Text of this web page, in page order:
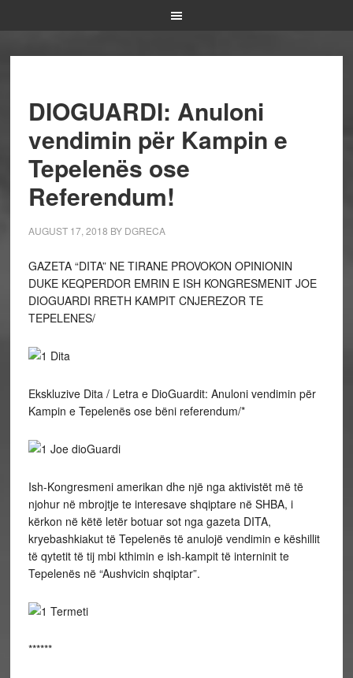
DIOGUARDI: Anuloni
vendimin për Kampin e
Tepelenës ose
Referendum!
AUGUST 17, 2018 BY DGRECA
GAZETA “DITA” NE TIRANE PROVOKON OPINIONIN
DUKE KEQPERDOR EMRIN E ISH KONGRESMENIT JOE
DIOGUARDI RRETH KAMPIT CNJEREZOR TE
TEPELENES/
Ekskluzive Dita / Letra e DioGuardit: Anuloni vendimin për
Kampin e Tepelenës ose bëni referendum/*
Ish-Kongresmeni amerikan dhe një nga aktivistët më të
njohur në mbrojtje te interesave shqiptare në SHBA, i
kërkon në këtë letër botuar sot nga gazeta DITA,
kryebashkiakut të Tepelenës të anulojë vendimin e këshillit
të qytetit të tij mbi kthimin e ish-kampit të interninit te
Tepelenës në “Aushvicin shqiptar”.
******